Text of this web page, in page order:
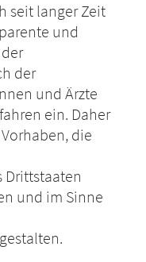
seit langer Zeit
und
der
und Ärzte
ein. Daher
die
Drittstaaten
und im Sinne